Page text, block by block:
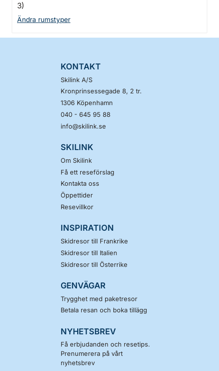
3)
Ändra rumstyper
KONTAKT
Skilink A/S
Kronprinsessegade 8, 2 tr.
1306 Köpenhamn
040 - 645 95 88
info@skilink.se
SKILINK
Om Skilink
Få ett reseförslag
Kontakta oss
Öppettider
Resevillkor
INSPIRATION
Skidresor till Frankrike
Skidresor till Italien
Skidresor till Österrike
GENVÄGAR
Trygghet med paketresor
Betala resan och boka tillägg
NYHETSBREV
Få erbjudanden och resetips.
Prenumerera på vårt
nyhetsbrev